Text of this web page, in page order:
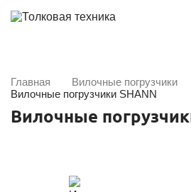
Главная
Вилочные погрузчики
Вилочные погрузчики SHANN
Вилочные